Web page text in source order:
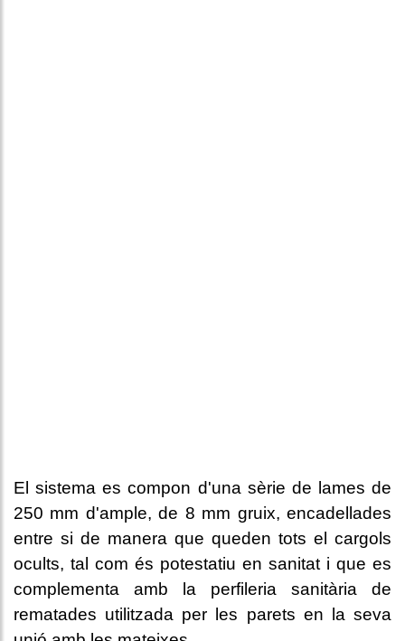
El sistema es compon d'una sèrie de lames de
250 mm d'ample, de 8 mm gruix, encadellades
entre si de manera que queden tots el cargols
ocults, tal com és potestatiu en sanitat i que es
complementa amb la perfileria sanitària de
rematades utilitzada per les parets en la seva